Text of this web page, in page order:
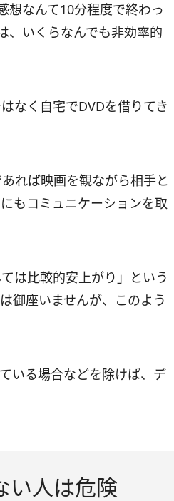
想なんて10分程度で終わっ
、いくらなんでも非効率的
なく自宅でDVDを借りてき
れば映画を観ながら相手と
もコミュニケーションを取
は比較的安上がり」という
御座いませんが、このよう
いる場合などを除けば、デ
い人は危険